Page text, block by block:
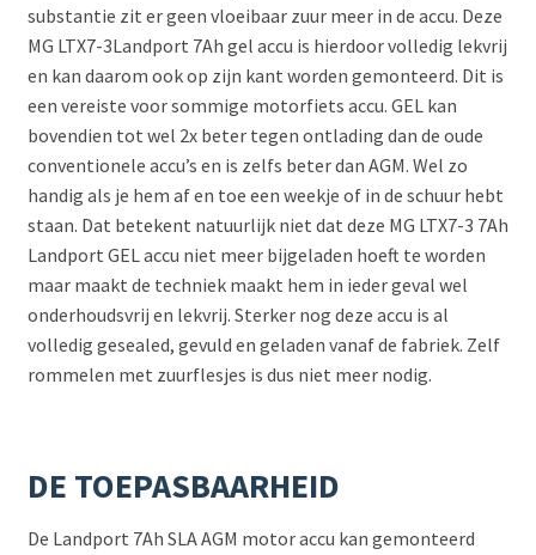
substantie zit er geen vloeibaar zuur meer in de accu. Deze
MG LTX7-3Landport 7Ah gel accu is hierdoor volledig lekvrij
en kan daarom ook op zijn kant worden gemonteerd. Dit is
een vereiste voor sommige motorfiets accu. GEL kan
bovendien tot wel 2x beter tegen ontlading dan de oude
conventionele accu’s en is zelfs beter dan AGM. Wel zo
handig als je hem af en toe een weekje of in de schuur hebt
staan. Dat betekent natuurlijk niet dat deze MG LTX7-3 7Ah
Landport GEL accu niet meer bijgeladen hoeft te worden
maar maakt de techniek maakt hem in ieder geval wel
onderhoudsvrij en lekvrij. Sterker nog deze accu is al
volledig gesealed, gevuld en geladen vanaf de fabriek. Zelf
rommelen met zuurflesjes is dus niet meer nodig.
DE TOEPASBAARHEID
De Landport 7Ah SLA AGM motor accu kan gemonteerd